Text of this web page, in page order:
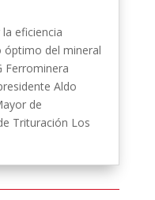
eficiencia
óptimo del mineral
Ferrominera
Aldo
de
Trituración Los